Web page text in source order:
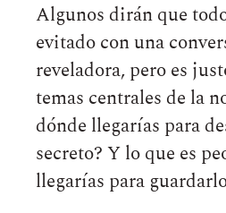
Algunos dirán que
evitado con una
reveladora, pero es
temas centrales de la
dónde llegarías para
secreto? Y lo que es
llegarías para